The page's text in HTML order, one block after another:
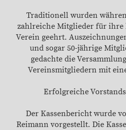
Traditionell wurden
zahlreiche Mitglieder für ihre
Verein geehrt.
und sogar 50-jährige
gedachte die
Vereinsmitgliedern mit
Erfolgreiche
Der Kassenbericht wurde
Reimann vorgestellt. Die